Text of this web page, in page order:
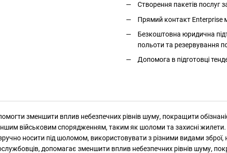
Створення пакетів послуг
Прямий контакт Enterprise
Безкоштовна юридична
польоти та резервування
Допомога в підготовці
зменшити вплив небезпечних рівнів шуму, покращити
військовим спорядженням, таким як шоломи та захисні
носити під шоломом, використовувати з різними видами
допомагає зменшити вплив небезпечних рівнів шуму,